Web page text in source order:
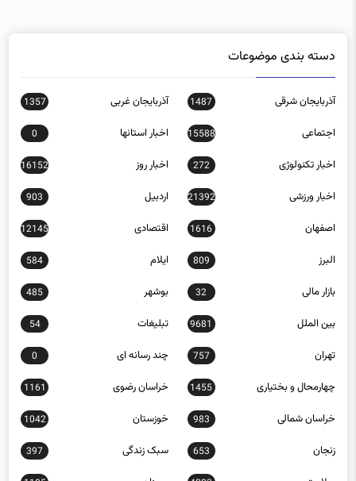
آذربایجان شرقی
اجتماعی 15588 اخبار استانها 0
اخبار تکنولوژی 272 اخبار روز 16152
اخبار ورزشی 21392 اردبیل 903
اصفهان 1616 اقتصادی 12145
البرز 809 ایلام 584
بازار مالی 32 بوشهر 485
بین الملل 9681 تبلیغات 54
تهران 757 چند رسانه ای 0
چهارمحال و بختیاری 1455 خراسان رضوی 1161
خراسان شمالی 983 خوزستان 1042
زنجان 653 سبک زندگی 397
سلامت 4883 سمنان 1185